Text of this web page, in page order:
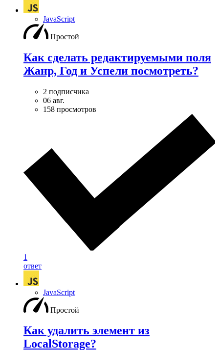
JavaScript
Простой
Как сделать редактируемыми поля
Жанр, Год и Успели посмотреть?
2 подписчика
06 авг.
158 просмотров
1
ответ
JavaScript
Простой
Как удалить элемент из
LocalStorage?